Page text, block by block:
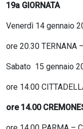
19a GIORNATA
Venerdì 14 gennaio
ore 20.30 TERNANA
Sabato 15 gennaio
ore 14.00
ore 14.00